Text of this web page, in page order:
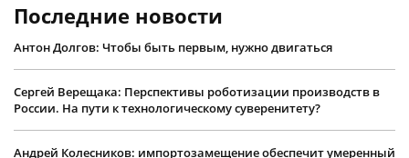
Последние новости
Антон Долгов: Чтобы быть первым, нужно двигаться
Сергей Верещака: Перспективы роботизации производств в
России. На пути к технологическому суверенитету?
Андрей Колесников: импортозамещение обеспечит умеренный